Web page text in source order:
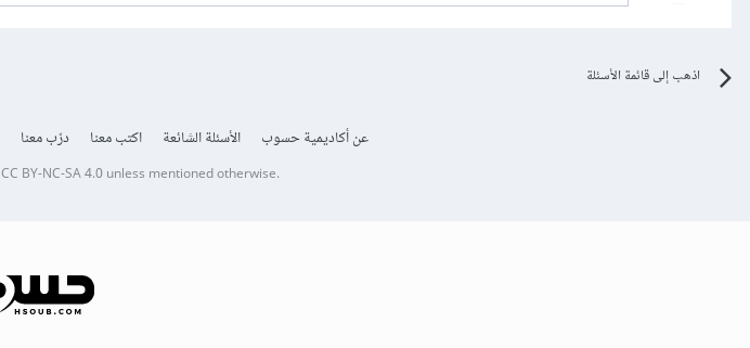
اذهب إلى قائمة الأسئلة
عن أكاديمية حسوب الأسئلة الشائعة اكتب معنا درّب معنا
CC BY-NC-SA 4.0unless mentioned otherwise.